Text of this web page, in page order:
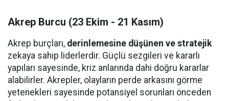
Akrep Burcu (23 Ekim - 21 Kasım)
Akrep burçları, derinlemesine düşünen ve stratejik
zekaya sahip liderlerdir. Güçlü sezgileri ve kararlı
yapıları sayesinde, kriz anlarında dahi doğru kararlar
alabilirler. Akrepler, olayların perde arkasını görme
yetenekleri sayesinde potansiyel sorunları önceden